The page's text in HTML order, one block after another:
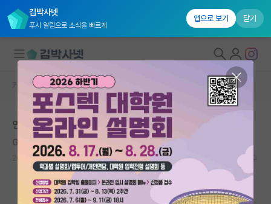
김박사넷
푸시 알림으로 소식을 빠르게
앱으로 보기 닫기
대학원생 모집
국내대학원 정보
연구실&오픈랩
커뮤니티
커뮤니티 홈
커뮤니티 홈 자유 게시판(아무개랩)
연구실 출근일자
Grace Hopper
2020.08.15 2 7211